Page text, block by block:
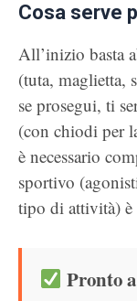
Cosa serve
All’inizio basta
(tuta, maglietta,
se prosegui, ti
(con chiodi per
è necessario
sportivo
tipo di attività)
Pronto